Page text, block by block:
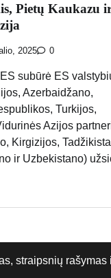
Pietų Kaukazu
2025 0
subūrė ES
Azerbaidžano,
Turkijos,
Azijos
Kirgizijos,
ir Uzbekistano)
straipsnių